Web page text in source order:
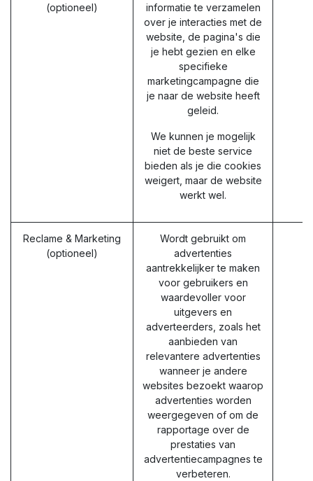
(optioneel)
informatie te verzamelen
over je interacties met de
website, de pagina's die
je hebt gezien en elke
specifieke
marketingcampagne die
je naar de website heeft
geleid.
We kunnen je mogelijk
niet de beste service
bieden als je die cookies
weigert, maar de website
werkt wel.
Reclame & Marketing
(optioneel)
Wordt gebruikt om
advertenties
aantrekkelijker te maken
voor gebruikers en
waardevoller voor
uitgevers en
adverteerders, zoals het
aanbieden van
relevantere advertenties
wanneer je andere
websites bezoekt waarop
advertenties worden
weergegeven of om de
rapportage over de
prestaties van
advertentiecampagnes te
verbeteren.